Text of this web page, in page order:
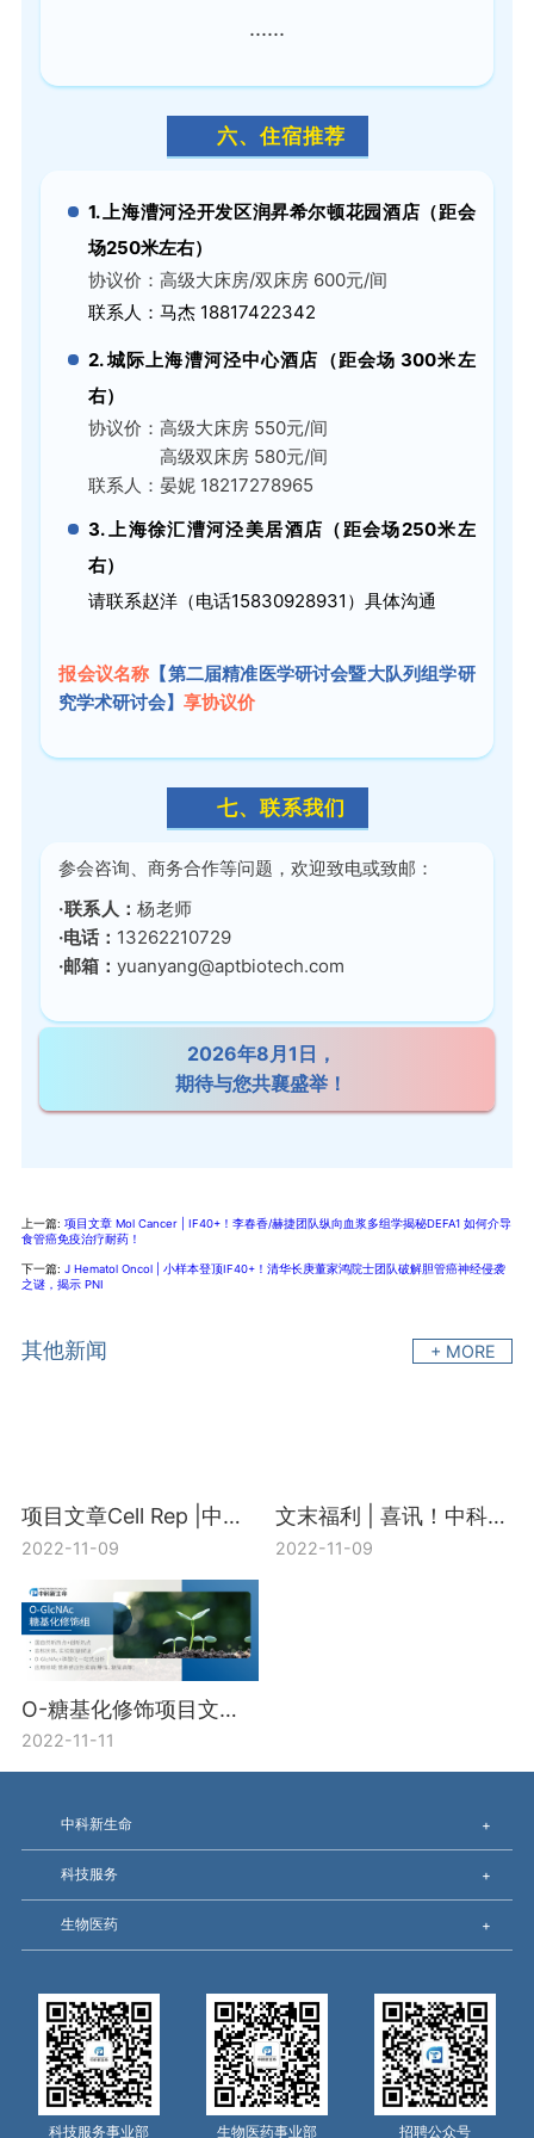
......
六、住宿推荐
1. 上海漕河泾开发区润昇希尔顿花园酒店（距会
场250米左右）
协议价： 高级大床房/双床房 600元/间
联系人：马杰 18817422342
2. 城际上海漕河泾中心酒店（距会场 300米左
右）
协议价： 高级大床房 550元/间
高级双床房 580元/间
联系人：晏妮 18217278965
3. 上海徐汇漕河泾美居酒店（距会场250米左
右）
请联系赵洋（电话15830928931）具体沟通
报会议名称 【第二届精准医学研讨会暨大队列组学研
究学术研讨会】享协议价
七、联系我们
参会咨询、商务合作等问题，欢迎致电或致邮：
·联系人：杨老师
·电话： 13262210729
·邮箱：yuanyang@aptbiotech.com
2026年8月1日，
期待与您共襄盛举！
上一篇: 项目文章 Mol Cancer | IF40+！李春香/赫捷团队纵向血浆多组学揭秘DEFA1 如何介导
食管癌免疫治疗耐药！
下一篇: J Hematol Oncol | 小样本登顶IF40+！清华长庚董家鸿院士团队破解胆管癌神经侵袭
之谜，揭示 PNI
其他新闻 + MORE
项目文章Cell Rep |中国医科院刘芝华教授团队利用三组学联合分析揭示OTUB2/STAT1/CALML3/PS轴的抑癌机制
2022-11-09
文末福利 | 喜讯！中科新生命10月发表项目文章40篇，平均影响因子7.43分！
2022-11-09
O-糖基化修饰项目文章二连发（IF＞10） 浙江大学喻景权院士团队同期发表两篇O-GlcNAc相关高分文章
2022-11-11
中科新生命 +
科技服务 +
生物医药 +
科技服务事业部 生物医药事业部 招聘公众号